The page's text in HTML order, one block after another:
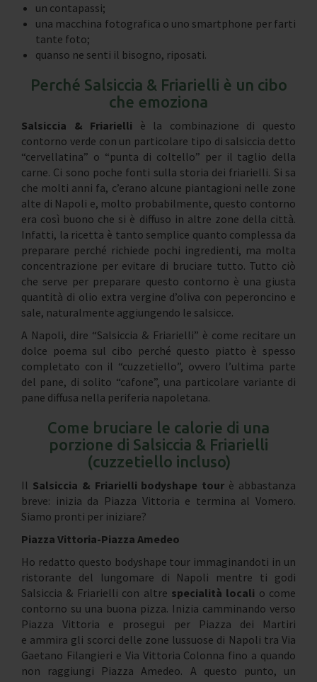
un contapassi;
una macchina fotografica o uno smartphone per farti
tante foto;
quanso ne senti il bisogno, riposati.
Perché Salsiccia & Friarielli è un cibo
che emoziona
Salsiccia & Friarielli è la combinazione di questo
contorno verde con un particolare tipo di salsiccia detto
“cervellatina” o “punta di coltello” per il taglio della
carne. Ci sono poche fonti sulla storia dei friarielli. Si sa
che molti anni fa, c’erano alcune piantagioni nelle zone
alte di Napoli e, molto probabilmente, questo contorno
era così buono che si è diffuso in altre zone della città.
Infatti, la ricetta è tanto semplice quanto complessa da
preparare perché richiede pochi ingredienti, ma molta
concentrazione per evitare di bruciare tutto. Tutto ciò
che serve per preparare questo contorno è una giusta
quantità di olio extra vergine d’oliva con peperoncino e
sale, naturalmente aggiungendo le salsicce.
A Napoli, dire “Salsiccia & Friarielli” è come recitare un
dolce poema sul cibo perché questo piatto è spesso
completato con il “cuzzetiello”, ovvero l’ultima parte
del pane, di solito “cafone”, una particolare variante di
pane diffusa nella periferia napoletana.
Come bruciare le calorie di una
porzione di Salsiccia & Friarielli
(cuzzetiello incluso)
Il Salsiccia & Friarielli bodyshape tour è abbastanza
breve: inizia da Piazza Vittoria e termina al Vomero.
Siamo pronti per iniziare?
Piazza Vittoria-Piazza Amedeo
Ho redatto questo bodyshape tour immaginandoti in un
ristorante del lungomare di Napoli mentre ti godi
Salsiccia & Friarielli con altre specialità locali o come
contorno su una buona pizza. Inizia camminando verso
Piazza Vittoria e prosegui per Piazza dei Martiri
e ammira gli scorci delle zone lussuose di Napoli tra Via
Gaetano Filangieri e Via Vittoria Colonna fino a quando
non raggiungi Piazza Amedeo. A questo punto, un